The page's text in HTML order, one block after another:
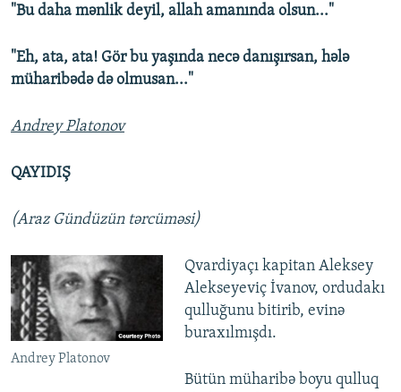
"Bu daha mənlik deyil, allah amanında olsun..."
"Eh, ata, ata! Gör bu yaşında necə danışırsan, hələ
müharibədə də olmusan..."
Andrey Platonov
QAYIDIŞ
(Araz Gündüzün tərcüməsi)
Andrey Platonov
Qvardiyaçı kapitan Aleksey
Alekseyeviç İvanov, ordudakı
qulluğunu bitirib, evinə
buraxılmışdı.
Bütün müharibə boyu qulluq